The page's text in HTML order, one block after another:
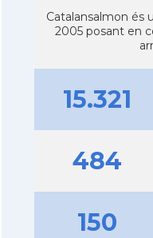
Catalansalmon és
2005 posant en
15.321
484
150